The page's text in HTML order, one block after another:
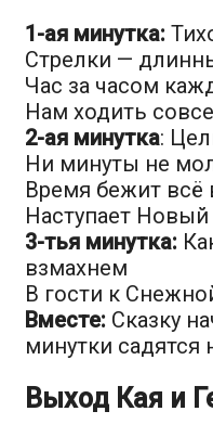
1-ая минутка:
Стрелки —
Час за часом
Нам ходить
2-ая минутка:
Ни минуты не
Время бежит всё
Наступает Новый
3-тья минутка:
взмахнем
В гости к
Вместе: Сказку
минутки садятся
Выход Кая и